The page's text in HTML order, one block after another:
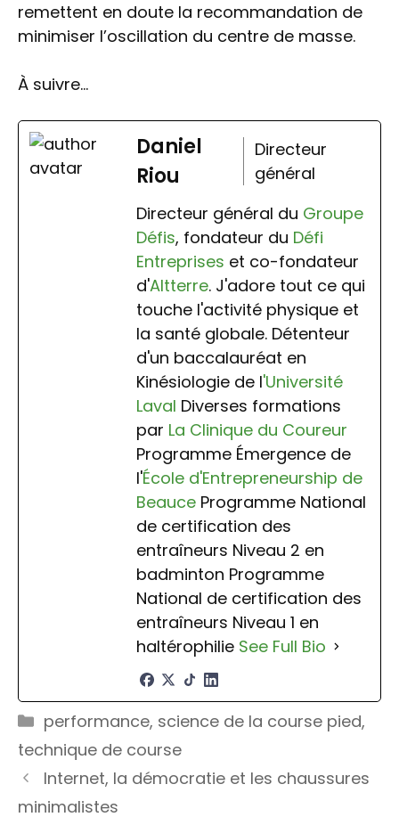
remettent en doute la recommandation de
minimiser l’oscillation du centre de masse.
À suivre…
Daniel
Riou
Directeur
général
Directeur général du Groupe
Défis, fondateur du Défi
Entreprises et co-fondateur
d'Altterre. J'adore tout ce qui
touche l'activité physique et
la santé globale. Détenteur
d'un baccalauréat en
Kinésiologie de l'Université
Laval Diverses formations
par La Clinique du Coureur
Programme Émergence de
l'École d'Entrepreneurship de
Beauce Programme National
de certification des
entraîneurs Niveau 2 en
badminton Programme
National de certification des
entraîneurs Niveau 1 en
haltérophilie See Full Bio
Catégories
performance, science de la course pied,
technique de course
Internet, la démocratie et les chaussures
minimalistes